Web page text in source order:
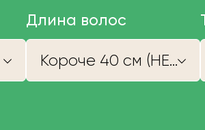
Длина волос
Короче 40 см (НЕ КУПИМ)